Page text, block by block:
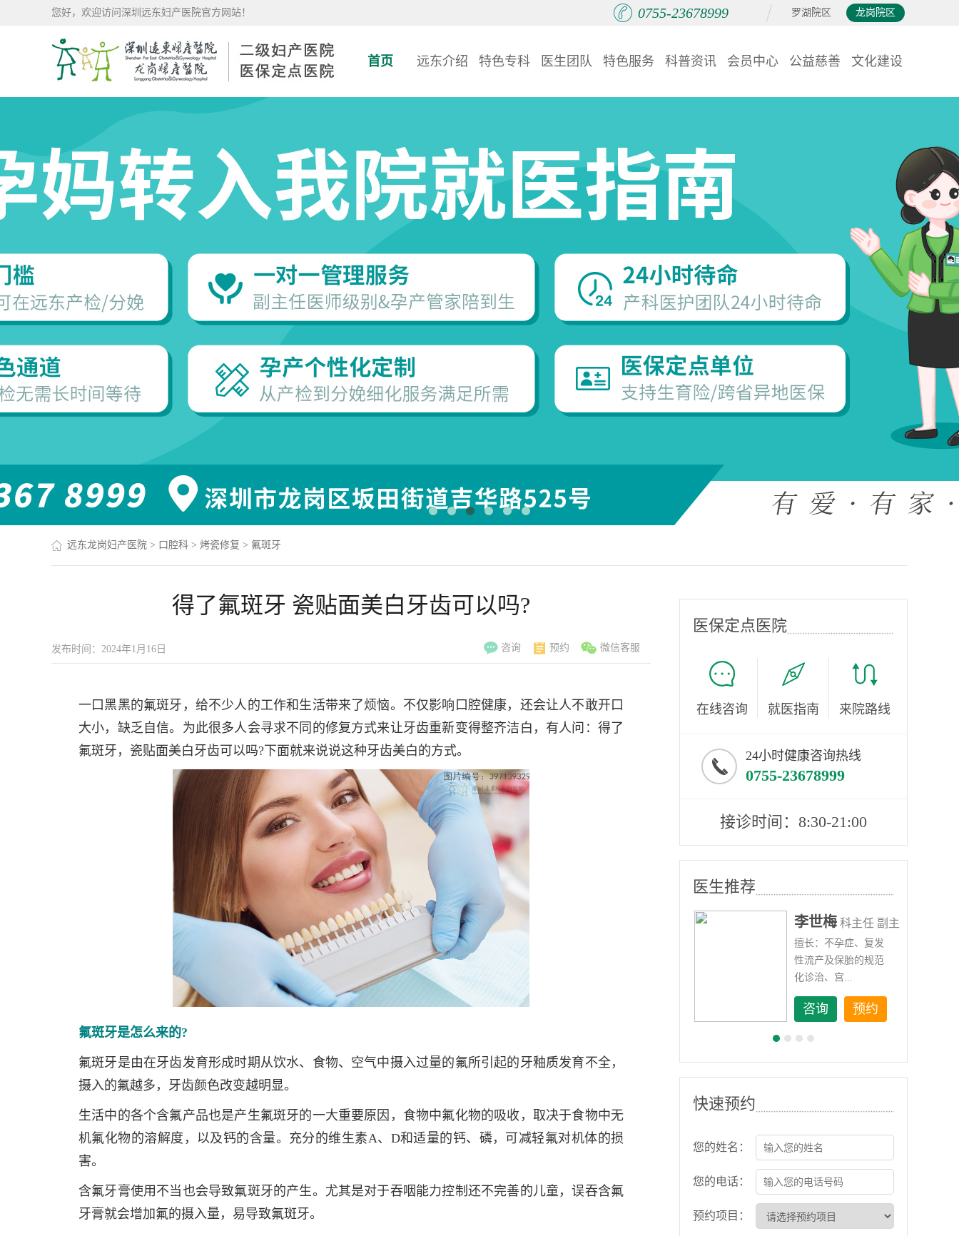
您好，欢迎访问深圳远东妇产医院官方网站！ 罗湖院区 龙岗院区
0755-23678999
首页 远东介绍 特色专科 医生团队 特色服务 科普资讯 会员中心 公益慈善 文化建设
远东龙岗妇产医院 > 口腔科 > 烤瓷修复 > 氟斑牙
得了氟斑牙 瓷贴面美白牙齿可以吗?
发布时间：2024年1月16日 咨询 预约 微信客服
一口黑黑的氟斑牙，给不少人的工作和生活带来了烦恼。不仅影响口腔健康，还会让人不敢开口
大小，缺乏自信。为此很多人会寻求不同的修复方式来让牙齿重新变得整齐洁白，有人问：得了
氟斑牙，瓷贴面美白牙齿可以吗?下面就来说说这种牙齿美白的方式。
氟斑牙是怎么来的?
氟斑牙是由在牙齿发育形成时期从饮水、食物、空气中摄入过量的氟所引起的牙釉质发育不全，
摄入的氟越多，牙齿颜色改变越明显。
生活中的各个含氟产品也是产生氟斑牙的一大重要原因，食物中氟化物的吸收，取决于食物中无
机氟化物的溶解度，以及钙的含量。充分的维生素A、D和适量的钙、磷，可减轻氟对机体的损
害。
含氟牙膏使用不当也会导致氟斑牙的产生。尤其是对于吞咽能力控制还不完善的儿童，误吞含氟
牙膏就会增加氟的摄入量，易导致氟斑牙。
医保定点医院
在线咨询 就医指南 来院路线
24小时健康咨询热线
0755-23678999
接诊时间：8:30-21:00
医生推荐
李世梅 科主任 副主
任医师
擅长：不孕症、复发
性流产及保胎的规范
化诊治、宫...
咨询 预约
快速预约
您的姓名：
您的电话：
预约项目：